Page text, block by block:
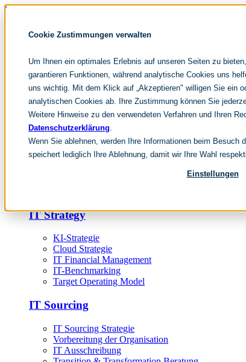
Cookie Zustimmungen verwalten
Um Ihnen ein optimales Erlebnis auf unseren Seiten zu
garantieren Funktionen, während analytische Cookies uns
uns wichtig. Mit dem Klick auf „Akzeptieren" willigen Sie ein
analytischen Cookies ab. Ihre Zustimmung können Sie
Weitere Hinweise zu den verwendeten Verfahren und Ihren
Datenschutzerklärung.
Wenn Sie ablehnen, werden Ihre Informationen beim
speichert lediglich Ihre Ablehnung, damit wir Ihre Wahl
Einstellungen
Navigation überspringen
noventum
IT & Management Consulting
People & Culture
Navigation überspringen
Fokusthemen
IT Transformation
Künstliche Intelligenz
IT Outsourcing
Merger und Acquisition
IT Strategy
KI-Strategie
Cloud Strategie
IT Financial Management
IT-Benchmarking
Target Operating Model
IT Sourcing
IT Sourcing Strategie
Vorbereitung der Organisation
IT Ausschreibung